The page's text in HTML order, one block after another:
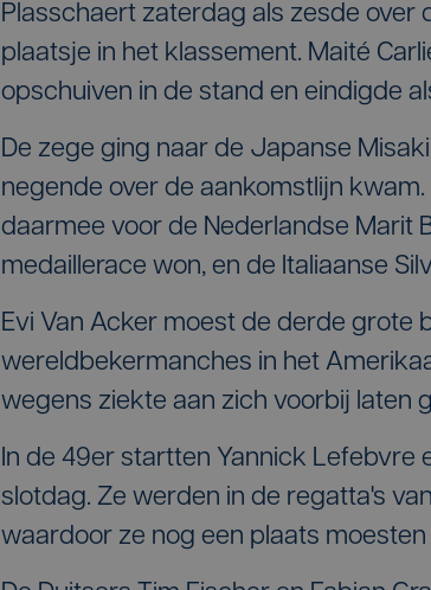
Plasschaert zaterdag als zesde over
plaatsje in het klassement. Maité
opschuiven in de stand en eindigde
De zege ging naar de Japanse
negende over de aankomstlijn
daarmee voor de Nederlandse Marit
medaillerace won, en de Italiaanse
Evi Van Acker moest de derde grote
wereldbekermanches in het
wegens ziekte aan zich voorbij laten
In de 49er startten Yannick Lefebvre
slotdag. Ze werden in de regatta's
waardoor ze nog een plaats